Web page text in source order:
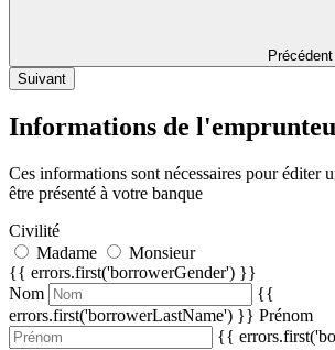
Précédent
Suivant
Informations de
Ces informations sont nécessaires pour éditer
être présenté à votre banque
Civilité
Madame
Monsieur
{{ errors.first('borrowerGender') }}
Nom
{{
errors.first('borrowerLastName') }} Prénom
{{